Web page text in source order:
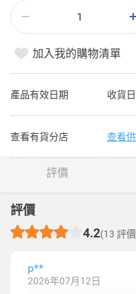
加入我的購物清單
產品有效日期 收貨
查看有貨分店 查看
評價
評價
4.2(13 評
p**
2026年07月12日